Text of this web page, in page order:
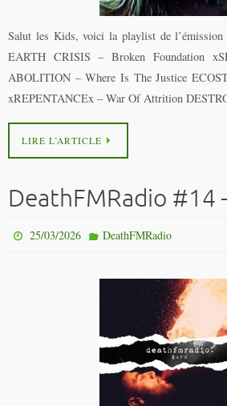
Salut les Kids, voici la playlist de l’émission
EARTH CRISIS – Broken Foundation
ABOLITION – Where Is The Justice
xREPENTANCEx – War Of Attrition
LIRE L’ARTICLE
DeathFMRadio #14
25/03/2026 DeathFMRadio